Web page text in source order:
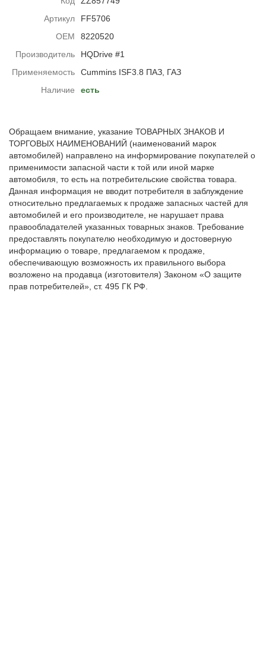
Артикул
FF5706
ОЕМ
8220520
Производитель
HQDrive #1
Применяемость
Cummins ISF3.8 ПАЗ, ГАЗ
Наличие
есть
Обращаем внимание, указание ТОВАРНЫХ ЗНАКОВ И
ТОРГОВЫХ НАИМЕНОВАНИЙ (наименований марок
автомобилей) направлено на информирование покупателей о
применимости запасной части к той или иной марке
автомобиля, то есть на потребительские свойства товара.
Данная информация не вводит потребителя в заблуждение
относительно предлагаемых к продаже запасных частей для
автомобилей и его производителе, не нарушает права
правообладателей указанных товарных знаков. Требование
предоставлять покупателю необходимую и достоверную
информацию о товаре, предлагаемом к продаже,
обеспечивающую возможность их правильного выбора
возложено на продавца (изготовителя) Законом «О защите
прав потребителей», ст. 495 ГК РФ.